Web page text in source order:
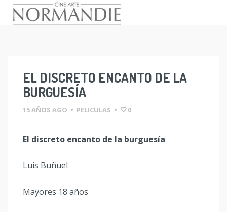
EL DISCRETO ENCANTO DE LA
BURGUESÍA
15 AÑOS AGO • PELICULAS • 0
El discreto encanto de la burguesía
Luis Buñuel
Mayores 18 años